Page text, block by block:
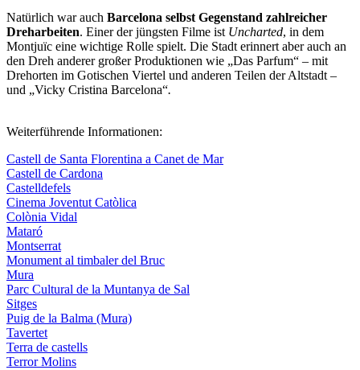
Natürlich war auch Barcelona selbst Gegenstand zahlreicher
Dreharbeiten. Einer der jüngsten Filme ist Uncharted, in dem
Montjuïc eine wichtige Rolle spielt. Die Stadt erinnert aber auch an
den Dreh anderer großer Produktionen wie „Das Parfum“ – mit
Drehorten im Gotischen Viertel und anderen Teilen der Altstadt –
und „Vicky Cristina Barcelona“.
Weiterführende Informationen:
Castell de Santa Florentina a Canet de Mar
Castell de Cardona
Castelldefels
Cinema Joventut Catòlica
Colònia Vidal
Mataró
Montserrat
Monument al timbaler del Bruc
Mura
Parc Cultural de la Muntanya de Sal
Sitges
Puig de la Balma (Mura)
Tavertet
Terra de castells
Terror Molins